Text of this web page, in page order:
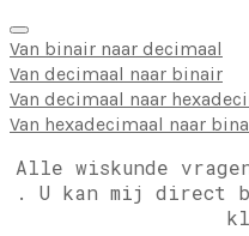
Van binair naar decimaal
Van decimaal naar binair
Van decimaal naar
Van hexadecimaal naar
Alle wiskunde
. U kan mij direct